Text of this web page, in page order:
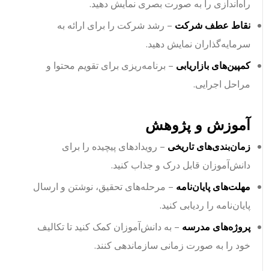
راه‌اندازی را به صورت بصری نمایش دهید.
نقاط عطف شرکت– رشد شرکت را برای ارائه به
سرمایه‌گذاران نمایش دهید.
کمپین‌های بازاریابی– برنامه‌ریزی برای تقویم محتوا و
مراحل اجرایی.
آموزش و پژوهش
زمان‌بندی‌های تاریخی– رویدادهای پیچیده را برای
دانش‌آموزان قابل درک و جذاب کنید.
مهلت‌های پایان‌نامه– مرحله‌های تحقیق، نوشتن و ارسال
پایان‌نامه را ردیابی کنید.
پروژه‌های مدرسه– به دانش‌آموزان کمک کنید تا تکالیف
خود را به صورت زمانی سازماندهی کنند.